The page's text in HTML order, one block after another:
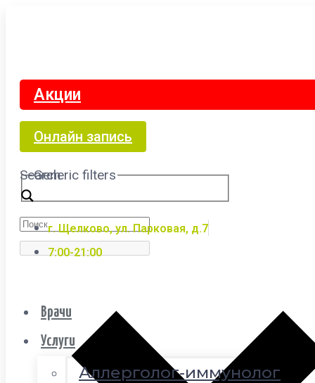
Акции
Онлайн запись
Search
Generic filters
г. Щелково, ул. Парковая, д.7
7:00-21:00
Врачи
Услуги
Аллерголог-иммунолог